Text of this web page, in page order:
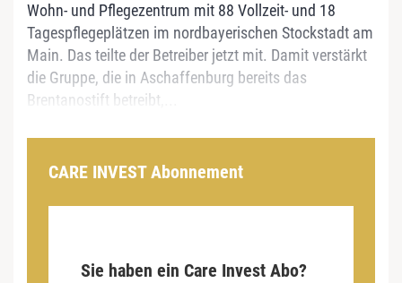
Wohn- und Pflegezentrum mit 88 Vollzeit- und 18
Tagespflegeplätzen im nordbayerischen Stockstadt am
Main. Das teilte der Betreiber jetzt mit. Damit verstärkt
die Gruppe, die in Aschaffenburg bereits das
Brentanostift betreibt,...
CARE INVEST Abonnement
Sie haben ein Care Invest Abo?